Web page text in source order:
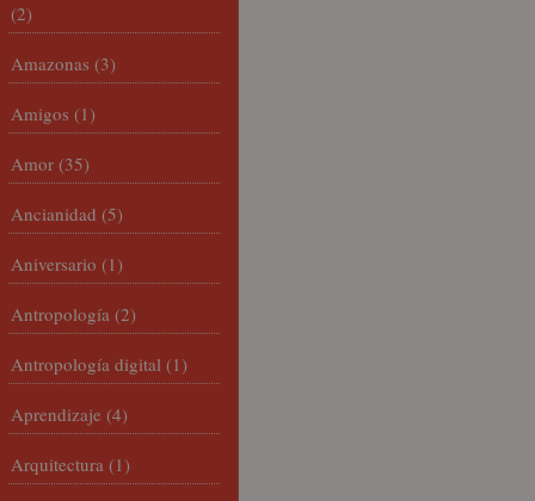
(2)
Amazonas (3)
Amigos (1)
Amor (35)
Ancianidad (5)
Aniversario (1)
Antropología (2)
Antropología digital (1)
Aprendizaje (4)
Arquitectura (1)